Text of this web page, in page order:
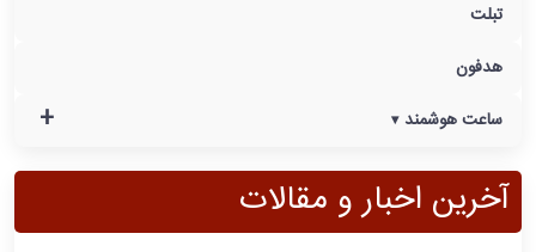
تبلت
هدفون
+ ساعت هوشمند
آخرین اخبار و مقالات